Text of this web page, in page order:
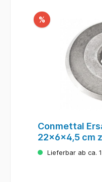
%
Conmettal
22x6x4,5 cm
Lieferbar ab ca.